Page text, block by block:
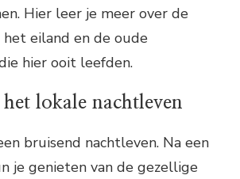
Hier leer je meer over de
het eiland en de oude
hier ooit leefden.
lokale nachtleven
bruisend nachtleven. Na een
je genieten van de gezellige